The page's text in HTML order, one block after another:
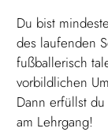
Du bist
des laufenden
fußballerisch
vorbildlichen
Dann erfüllst
am Lehrgang!